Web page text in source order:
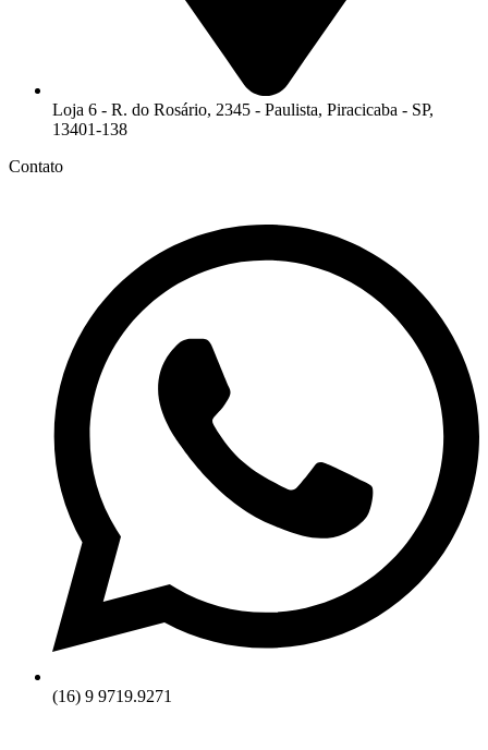
Loja 6 - R. do Rosário, 2345 - Paulista, Piracicaba - SP,
13401-138
Contato
(16) 9 9719.9271